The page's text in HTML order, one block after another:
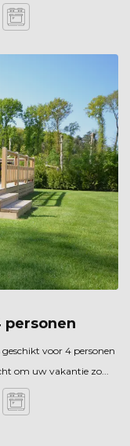
personen
voor 4 personen
om uw vakantie zo...